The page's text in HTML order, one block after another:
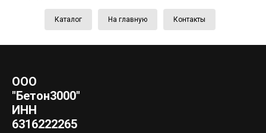
Каталог На главную Контакты
ООО
"Бетон3000"
ИНН
6316222265